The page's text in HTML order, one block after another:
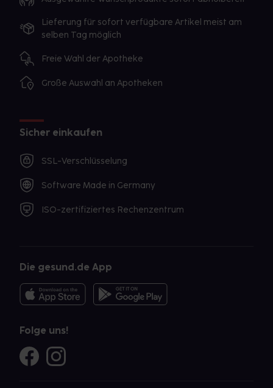
Lieferung für sofort verfügbare Artikel meist am
selben Tag möglich
Freie Wahl der Apotheke
Große Auswahl an Apotheken
Sicher einkaufen
SSL-Verschlüsselung
Software Made in Germany
ISO-zertifiziertes Rechenzentrum
Die gesund.de App
Folge uns!